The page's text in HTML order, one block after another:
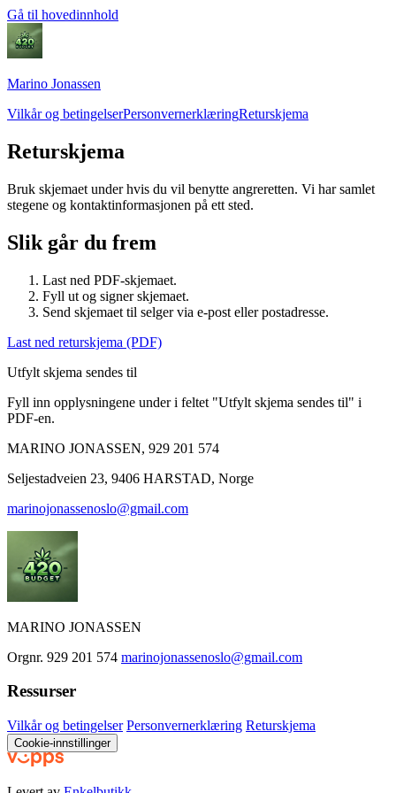
Gå til hovedinnhold
Marino Jonassen
Vilkår og betingelserPersonvernerklæringReturskjema
Returskjema
Bruk skjemaet under hvis du vil benytte angreretten. Vi har samlet
stegene og kontaktinformasjonen på ett sted.
Slik går du frem
Last ned PDF-skjemaet.
Fyll ut og signer skjemaet.
Send skjemaet til selger via e-post eller postadresse.
Last ned returskjema (PDF)
Utfylt skjema sendes til
Fyll inn opplysningene under i feltet "Utfylt skjema sendes til" i
PDF-en.
MARINO JONASSEN, 929 201 574
Seljestadveien 23, 9406 HARSTAD, Norge
marinojonassenoslo@gmail.com
MARINO JONASSEN
Orgnr. 929 201 574 marinojonassenoslo@gmail.com
Ressurser
Vilkår og betingelser Personvernerklæring Returskjema
Cookie-innstillinger